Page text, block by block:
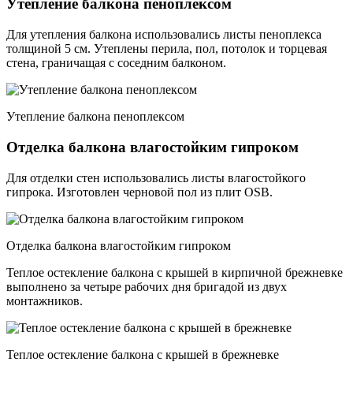
Утепление балкона пеноплексом
Для утепления балкона использовались листы пеноплекса
толщиной 5 см. Утеплены перила, пол, потолок и торцевая
стена, граничащая с соседним балконом.
Утепление балкона пеноплексом
Отделка балкона влагостойким гипроком
Для отделки стен использовались листы влагостойкого
гипрока. Изготовлен черновой пол из плит OSB.
Отделка балкона влагостойким гипроком
Теплое остекление балкона с крышей в кирпичной брежневке
выполнено за четыре рабочих дня бригадой из двух
монтажников.
Теплое остекление балкона с крышей в брежневке